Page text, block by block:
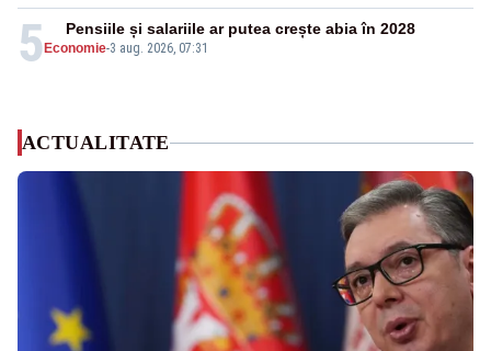
5 Economie-3 aug. 2026, 07:31
Pensiile și salariile ar putea crește abia în 2028
ACTUALITATE